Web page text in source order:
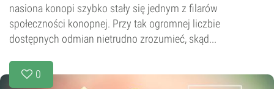
nasiona konopi szybko stały się jednym z filarów
społeczności konopnej. Przy tak ogromnej liczbie
dostępnych odmian nietrudno zrozumieć, skąd...
0